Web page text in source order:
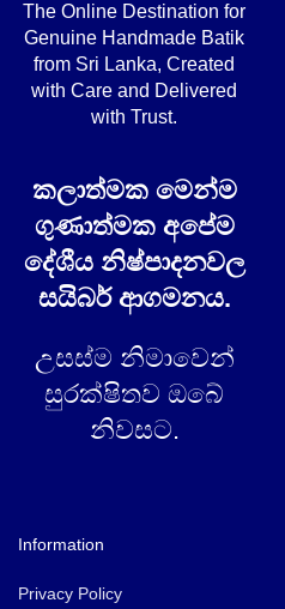
The Online Destination for
Genuine Handmade Batik
from Sri Lanka, Created
with Care and Delivered
with Trust.
කලාත්මක මෙන්ම
ගුණාත්මක අපේම
දේශීය නිෂ්පාදනවල
සයිබර් ආගමනය.
උසස්ම නිමාවෙන්
සුරක්ෂිතව ඔබේ
නිවසට.
Information
Privacy Policy